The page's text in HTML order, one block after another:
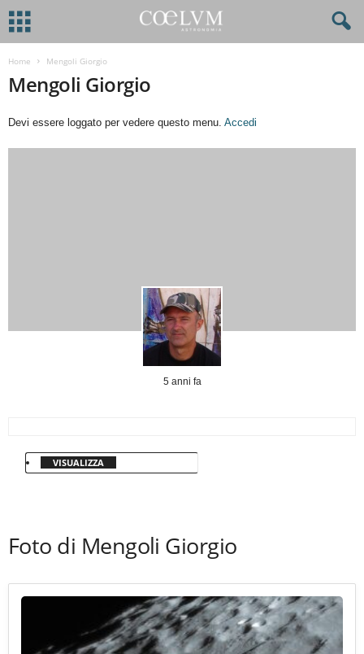
Home Mengoli Giorgio
Mengoli Giorgio
Devi essere loggato per vedere questo menu. Accedi
5 anni fa
VISUALIZZA
Foto di Mengoli Giorgio